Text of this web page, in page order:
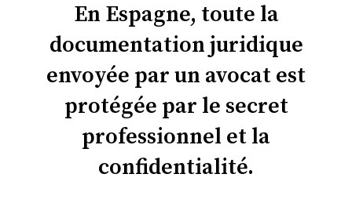
En Espagne, toute la
documentation juridique
envoyée par un avocat est
protégée par le secret
professionnel et la
confidentialité.